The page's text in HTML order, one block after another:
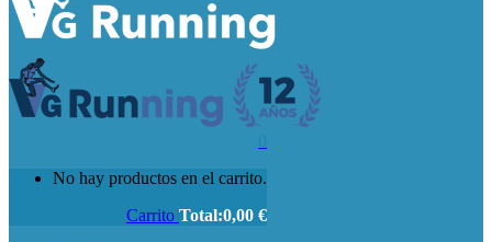
No hay productos en el carrito.
Carrito Total:0,00 €